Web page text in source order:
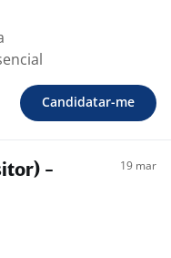
Candidatar-me
-
19 mar